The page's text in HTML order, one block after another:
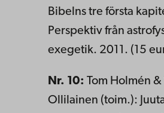
Bibelns tre första
Perspektiv från
exegetik. 2011. (15
Nr. 10: Tom Holmén &
Ollilainen (toim.):